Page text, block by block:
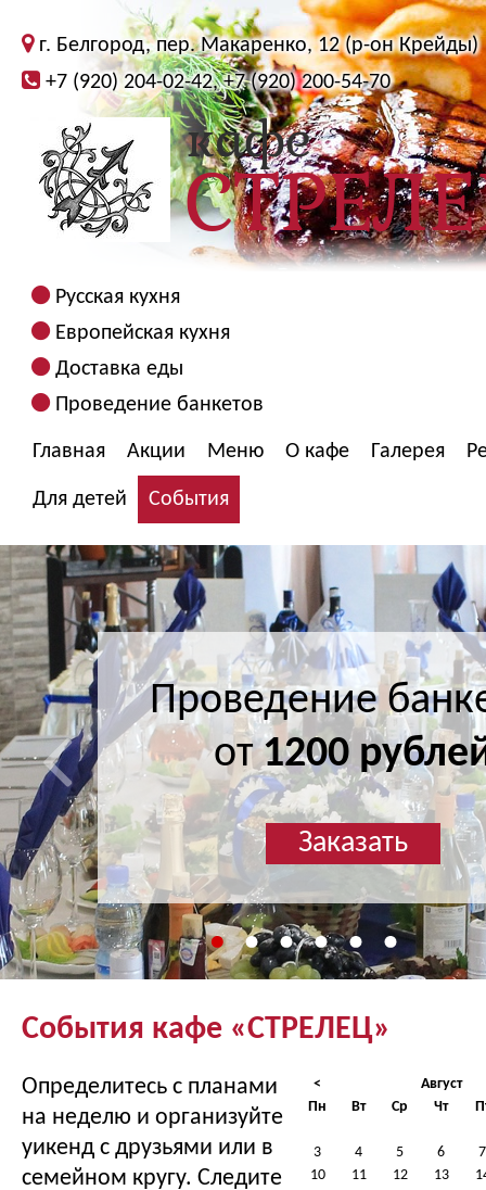
г. Белгород, пер. Макаренко, 12 (р-он Крейды)
+7 (920) 204-02-42, +7 (920) 200-54-70
Русская кухня
Европейская кухня
Доставка еды
Проведение банкетов
Главная Акции Меню О кафе Галерея
Для детей События
Проведение
от1200
Заказать
Проведение
от1200
Заказать
События кафе «СТРЕЛЕЦ»
<
Август
Пн
Вт Ср Чт
3 4 5 6
7
10
11 12 13
Определитесь с планами
на неделю и организуйте
уикенд с друзьями или в
семейном кругу. Следите